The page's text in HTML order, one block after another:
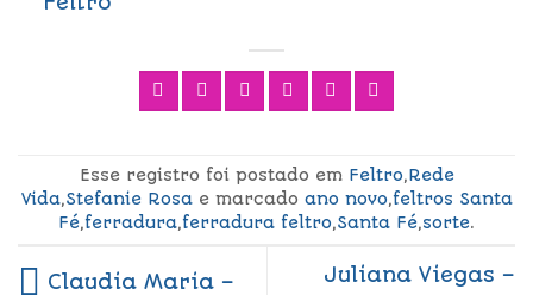
Esse registro foi postado em Feltro,Rede
Vida,Stefanie Rosae marcado ano novo,feltros Santa
Fé,ferradura,ferradura feltro,Santa Fé,sorte.
Claudia Maria –
Juliana Viegas –